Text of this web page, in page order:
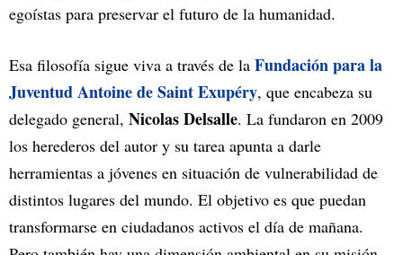
egoístas para preservar el futuro de la humanidad.
Esa filosofía sigue viva a través de la Fundación para la
Juventud Antoine de Saint Exupéry, que encabeza su
delegado general, Nicolas Delsalle. La fundaron en 2009
los herederos del autor y su tarea apunta a darle
herramientas a jóvenes en situación de vulnerabilidad de
distintos lugares del mundo. El objetivo es que puedan
transformarse en ciudadanos activos el día de mañana.